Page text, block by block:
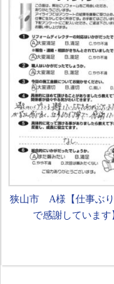
狭山市 A様【仕事ぶ
で感謝しています